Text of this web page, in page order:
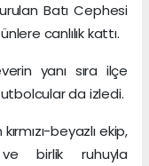
Batı Cephesi
canlılık kattı.
yanı sıra ilçe
da izledi.
beyazlı ekip,
birlik ruhuyla